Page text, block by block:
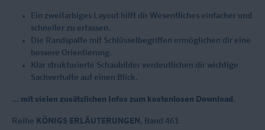
Ein zweifarbiges Layout hilft dir Wesentliches einfacher und
schneller zu erfassen.
Die Randspalte mit Schlüsselbegriffen ermöglichen dir eine
bessere Orientierung.
Klar strukturierte Schaubilder verdeutlichen dir wichtige
Sachverhalte auf einen Blick.
... mit vielen zusätzlichen Infos zum kostenlosen Download.
Reihe KÖNIGS ERLÄUTERUNGEN , Band 461